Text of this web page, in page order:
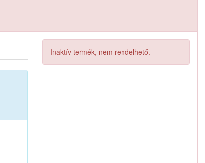
Inaktív termék, nem rendelhető.